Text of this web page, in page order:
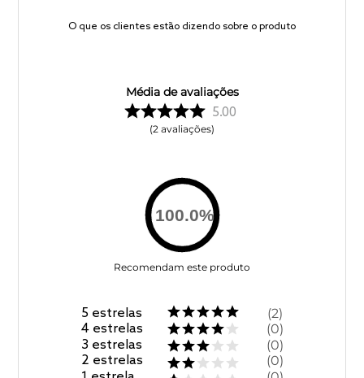
O que os clientes estão dizendo sobre o produto
Média de avaliações
5.00
2 avaliações
100.0%
Recomendam este produto
5 estrelas
4 estrelas
3 estrelas
2 estrelas
2
0
0
0